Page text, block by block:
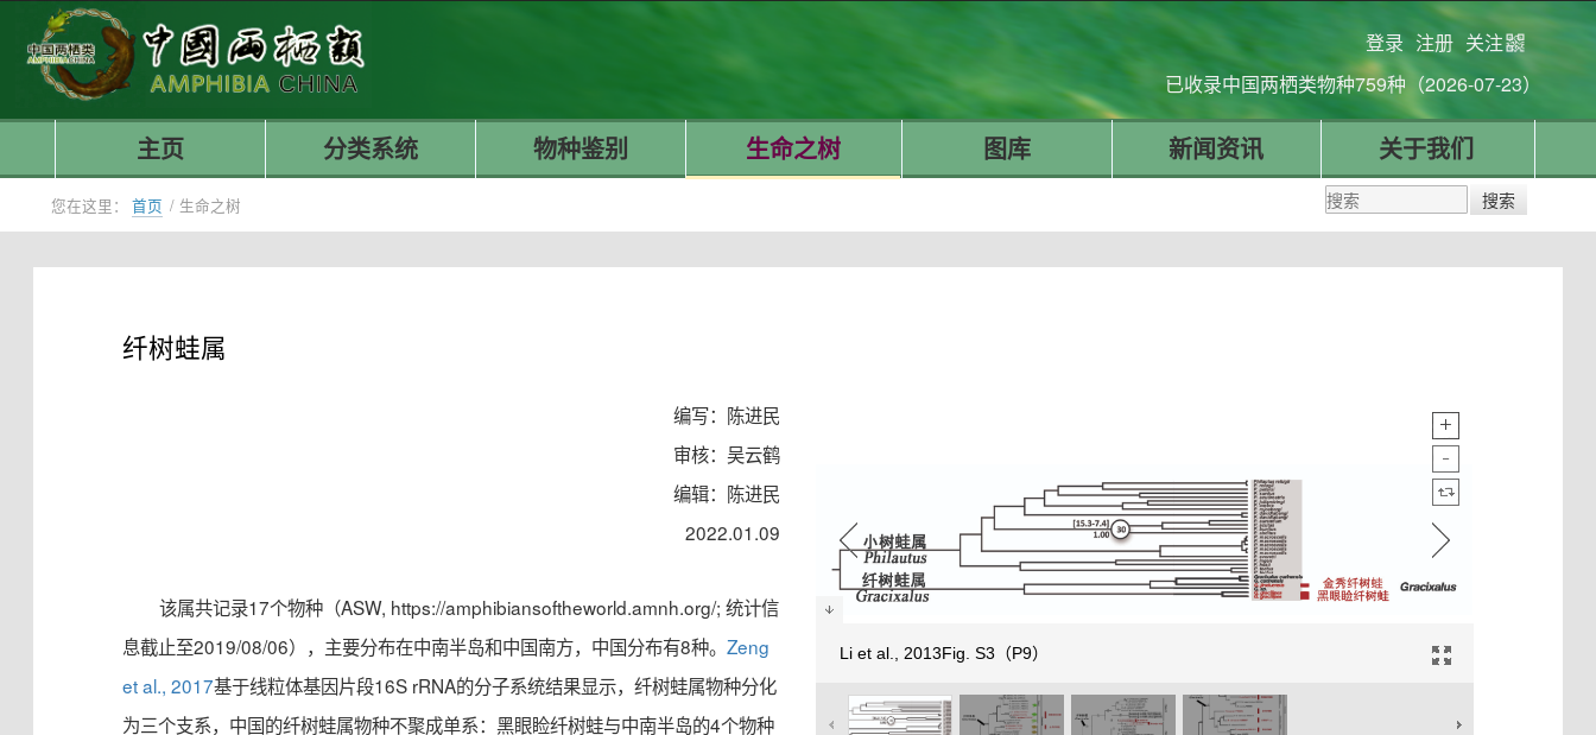
登录 注册 关注
已收录中国两栖类物种759种（2026-07-23）
主页 分类系统 物种鉴别 生命之树 图库 新闻资讯 关于我们
您在这里： 首页 / 生命之树
纤树蛙属
编写：陈进民
审核：吴云鹤
编辑：陈进民
2022.01.09
该属共记录17个物种（ASW, https://amphibiansoftheworld.amnh.org/; 统计信
息截止至2019/08/06），主要分布在中南半岛和中国南方，中国分布有8种。Zeng
et al., 2017基于线粒体基因片段16S rRNA的分子系统结果显示，纤树蛙属物种分化
为三个支系，中国的纤树蛙属物种不聚成单系：黑眼睑纤树蛙与中南半岛的4个物种
Li et al., 2013Fig. S3（P9）